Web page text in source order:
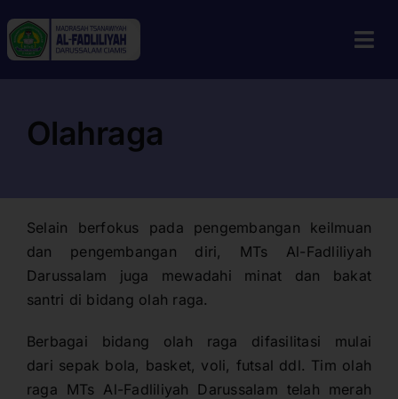
to
content
Profil
Berita
Calon Siswa
Alumni
Galeri
Aplikasi
Olahraga
Selain berfokus pada pengembangan keilmuan
dan pengembangan diri, MTs Al-Fadliliyah
Darussalam juga mewadahi minat dan bakat
santri di bidang olah raga.
Berbagai bidang olah raga difasilitasi mulai
dari sepak bola, basket, voli, futsal ddl. Tim olah
raga MTs Al-Fadliliyah Darussalam telah merah